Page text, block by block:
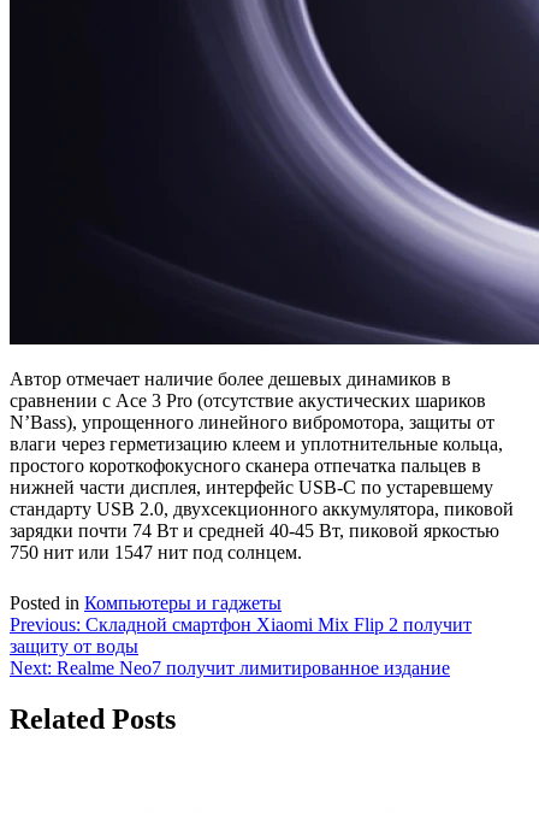
Автор отмечает наличие более дешевых динамиков в
сравнении с Ace 3 Pro (отсутствие акустических шариков
N’Bass), упрощенного линейного вибромотора, защиты от
влаги через герметизацию клеем и уплотнительные кольца,
простого короткофокусного сканера отпечатка пальцев в
нижней части дисплея, интерфейс USB-C по устаревшему
стандарту USB 2.0, двухсекционного аккумулятора, пиковой
зарядки почти 74 Вт и средней 40-45 Вт, пиковой яркостью
750 нит или 1547 нит под солнцем.
Posted in Компьютеры и гаджеты
Навигация
по
Previous: Складной смартфон Xiaomi Mix Flip 2 получит
защиту от воды
Next: Realme Neo7 получит лимитированное издание
Related Posts